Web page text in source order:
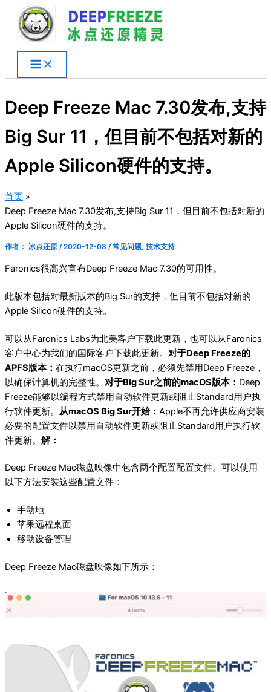
Deep Freeze Mac 7.30发布,支持
Big Sur 11，但目前不包括对新的
Apple Silicon硬件的支持。
首页
Deep Freeze Mac 7.30发布,支持Big Sur 11，但目前不包括对新的
Apple Silicon硬件的支持。
作者： 冰点还原 /2020-12-08 /常见问题, 技术支持
Faronics很高兴宣布Deep Freeze Mac 7.30的可用性。
此版本包括对最新版本的Big Sur的支持，但目前不包括对新的
Apple Silicon硬件的支持。
可以从Faronics Labs为北美客户下载此更新，也可以从Faronics
客户中心为我们的国际客户下载此更新。 对于Deep Freeze的
APFS版本： 在执行macOS更新之前，必须先禁用Deep Freeze，
以确保计算机的完整性。 对于Big Sur之前的macOS版本： Deep
Freeze能够以编程方式禁用自动软件更新或阻止Standard用户执
行软件更新。 从macOS Big Sur开始： Apple不再允许供应商安装
必要的配置文件以禁用自动软件更新或阻止Standard用户执行软
件更新。 解：
Deep Freeze Mac磁盘映像中包含两个配置配置文件。可以使用
以下方法安装这些配置文件：
手动地
苹果远程桌面
移动设备管理
Deep Freeze Mac磁盘映像如下所示：